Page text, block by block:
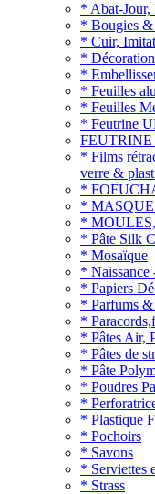
* Abat-Jour,
* Bougies &
* Cuir,
*
*
* Feuilles
* Feuilles
* Feutrine
FEUTRINE
* Films
verre &
*
*
*
* Pâte Silk
* Mosaïque
* Naissance
* Papiers
* Parfums
*
* Pâtes Air,
* Pâtes de
* Pâte
* Poudres
*
* Plastique
* Pochoirs
* Savons
* Serviettes
* Strass